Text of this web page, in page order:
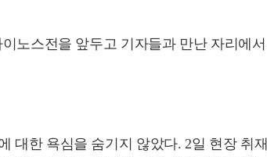
노스전을 앞두고 기자들과 만난 자리에
대한 욕심을 숨기지 않았다. 2일 현장 취